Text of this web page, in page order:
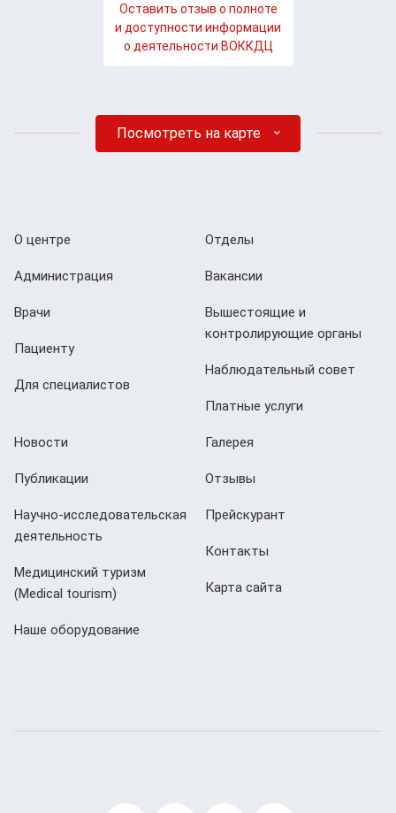
Оставить отзыв о полноте
и доступности информации
о деятельности ВОККДЦ
Посмотреть на карте
О центре
Администрация
Врачи
Пациенту
Для специалистов
Отделы
Вакансии
Вышестоящие и
контролирующие органы
Наблюдательный совет
Платные услуги
Новости
Публикации
Научно-исследовательская
деятельность
Медицинский туризм
(Мedical tourism)
Наше оборудование
Галерея
Отзывы
Прейскурант
Контакты
Карта сайта